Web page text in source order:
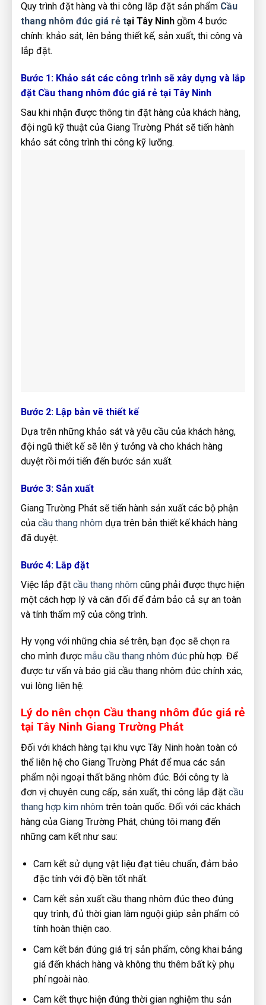
Quy trình đặt hàng và thi công lắp đặt sản phẩm Cầu
thang nhôm đúc giá rẻ tại Tây Ninh gồm 4 bước
chính: khảo sát, lên bảng thiết kế, sản xuất, thi công và
lắp đặt.
Bước 1: Khảo sát các công trình sẽ xây dựng và lắp
đặt Cầu thang nhôm đúc giá rẻ tại Tây Ninh
Sau khi nhận được thông tin đặt hàng của khách hàng,
đội ngũ kỹ thuật của Giang Trường Phát sẽ tiến hành
khảo sát công trình thi công kỹ lưỡng.
Bước 2: Lập bản vẽ thiết kế
Dựa trên những khảo sát và yêu cầu của khách hàng,
đội ngũ thiết kế sẽ lên ý tưởng và cho khách hàng
duyệt rồi mới tiến đến bước sản xuất.
Bước 3: Sản xuất
Giang Trường Phát sẽ tiến hành sản xuất các bộ phận
của cầu thang nhôm dựa trên bản thiết kế khách hàng
đã duyệt.
Bước 4: Lắp đặt
Việc lắp đặt cầu thang nhôm cũng phải được thực hiện
một cách hợp lý và cân đối để đảm bảo cả sự an toàn
và tính thẩm mỹ của công trình.
Hy vọng với những chia sẻ trên, bạn đọc sẽ chọn ra
cho mình được mẫu cầu thang nhôm đúc phù hợp. Để
được tư vấn và báo giá cầu thang nhôm đúc chính xác,
vui lòng liên hệ:
Lý do nên chọn Cầu thang nhôm đúc giá rẻ
tại Tây Ninh Giang Trường Phát
Đối với khách hàng tại khu vực Tây Ninh hoàn toàn có
thể liên hệ cho Giang Trường Phát để mua các sản
phẩm nội ngoại thất bằng nhôm đúc. Bởi công ty là
đơn vị chuyên cung cấp, sản xuất, thi công lắp đặt cầu
thang hợp kim nhôm trên toàn quốc. Đối với các khách
hàng của Giang Trường Phát, chúng tôi mang đến
những cam kết như sau:
Cam kết sử dụng vật liệu đạt tiêu chuẩn, đảm bảo
đặc tính với độ bền tốt nhất.
Cam kết sản xuất cầu thang nhôm đúc theo đúng
quy trình, đủ thời gian làm nguội giúp sản phẩm có
tính hoàn thiện cao.
Cam kết bán đúng giá trị sản phẩm, công khai bảng
giá đến khách hàng và không thu thêm bất kỳ phụ
phí ngoài nào.
Cam kết thực hiện đúng thời gian nghiệm thu sản